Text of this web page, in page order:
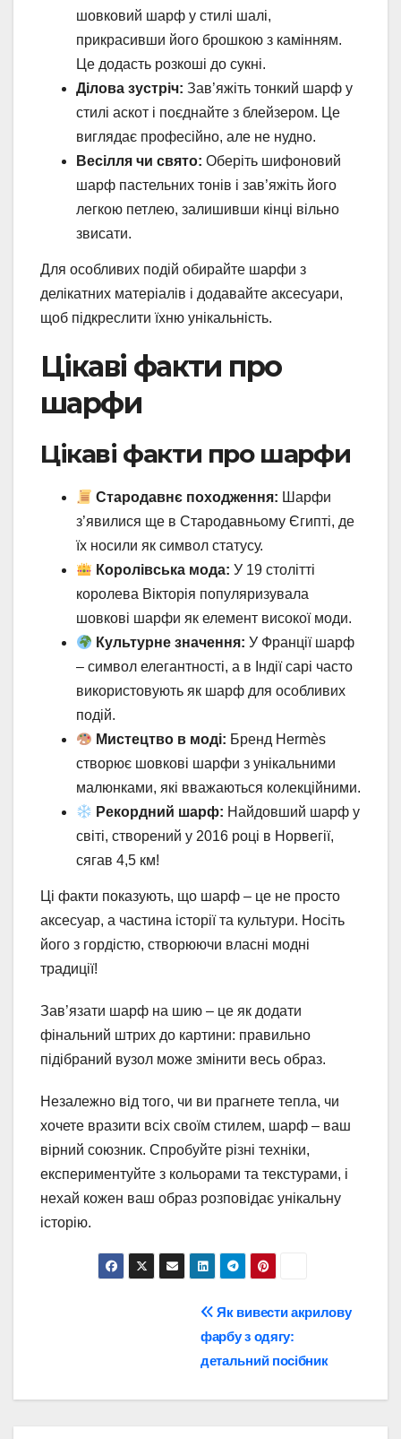
шовковий шарф у стилі шалі,
прикрасивши його брошкою з камінням.
Це додасть розкоші до сукні.
Ділова зустріч: Зав’яжіть тонкий шарф у
стилі аскот і поєднайте з блейзером. Це
виглядає професійно, але не нудно.
Весілля чи свято: Оберіть шифоновий
шарф пастельних тонів і зав’яжіть його
легкою петлею, залишивши кінці вільно
звисати.
Для особливих подій обирайте шарфи з
делікатних матеріалів і додавайте аксесуари,
щоб підкреслити їхню унікальність.
Цікаві факти про
шарфи
Цікаві факти про шарфи
Стародавнє походження: Шарфи
з’явилися ще в Стародавньому Єгипті, де
їх носили як символ статусу.
Королівська мода: У 19 столітті
королева Вікторія популяризувала
шовкові шарфи як елемент високої моди.
Культурне значення: У Франції шарф
– символ елегантності, а в Індії сарі часто
використовують як шарф для особливих
подій.
Мистецтво в моді: Бренд Hermès
створює шовкові шарфи з унікальними
малюнками, які вважаються колекційними.
Рекордний шарф: Найдовший шарф у
світі, створений у 2016 році в Норвегії,
сягав 4,5 км!
Ці факти показують, що шарф – це не просто
аксесуар, а частина історії та культури. Носіть
його з гордістю, створюючи власні модні
традиції!
Зав’язати шарф на шию – це як додати
фінальний штрих до картини: правильно
підібраний вузол може змінити весь образ.
Незалежно від того, чи ви прагнете тепла, чи
хочете вразити всіх своїм стилем, шарф – ваш
вірний союзник. Спробуйте різні техніки,
експериментуйте з кольорами та текстурами, і
нехай кожен ваш образ розповідає унікальну
історію.
Як вивести акрилову
фарбу з одягу:
детальний посібник